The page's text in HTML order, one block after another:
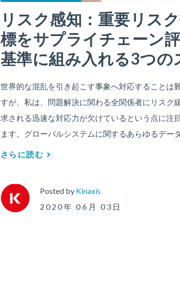
リスク感知：重要リス
標をサプライチェーン
基準に組み入れる3つの
世界的な混乱を引き起こす事象へ対応することは
すが、私は、問題解決に関わる全関係者にリスク
求される迅速な対応力が欠けているという点に注
ます。グローバルシステムに関するあらゆるデー
さらに読む
Posted by Kinaxis
2020年 06月 03日